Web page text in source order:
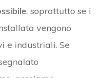
, soprattutto se i
vengono
e industriali. Se